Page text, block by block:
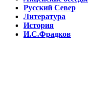
Русский Север
Литература
История
И.С.Фрадков